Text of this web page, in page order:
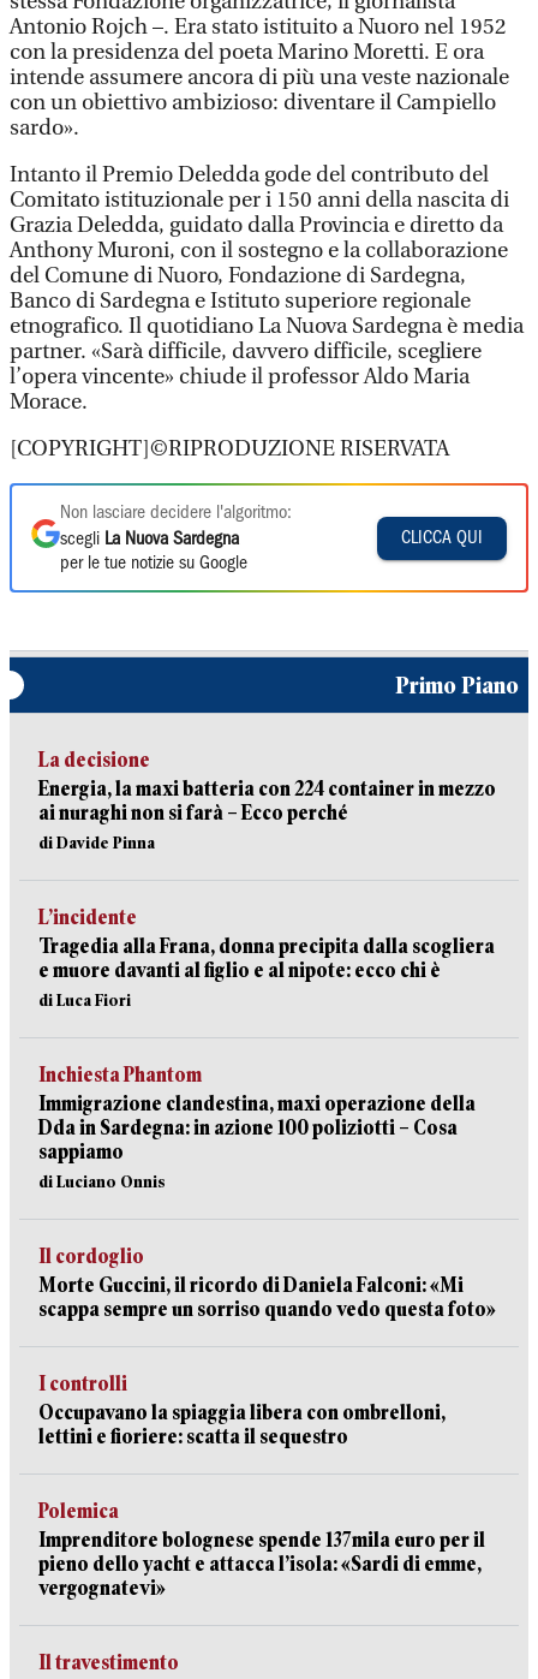
Antonio Rojch –. Era stato istituito a Nuoro nel 1952
con la presidenza del poeta Marino Moretti. E ora
intende assumere ancora di più una veste nazionale
con un obiettivo ambizioso: diventare il Campiello
sardo».
Intanto il Premio Deledda gode del contributo del
Comitato istituzionale per i 150 anni della nascita di
Grazia Deledda, guidato dalla Provincia e diretto da
Anthony Muroni, con il sostegno e la collaborazione
del Comune di Nuoro, Fondazione di Sardegna,
Banco di Sardegna e Istituto superiore regionale
etnografico. Il quotidiano La Nuova Sardegna è media
partner. «Sarà difficile, davvero difficile, scegliere
l’opera vincente» chiude il professor Aldo Maria
Morace.
[COPYRIGHT]©RIPRODUZIONE RISERVATA
Non lasciare decidere l'algoritmo:
scegli La Nuova Sardegna
per le tue notizie su Google
CLICCA QUI
Primo Piano
La decisione
Energia, la maxi batteria con 224 container in mezzo
ai nuraghi non si farà – Ecco perché
di Davide Pinna
L’incidente
Tragedia alla Frana, donna precipita dalla scogliera
e muore davanti al figlio e al nipote: ecco chi è
di Luca Fiori
Inchiesta Phantom
Immigrazione clandestina, maxi operazione della
Dda in Sardegna: in azione 100 poliziotti – Cosa
sappiamo
di Luciano Onnis
Il cordoglio
Morte Guccini, il ricordo di Daniela Falconi: «Mi
scappa sempre un sorriso quando vedo questa foto»
I controlli
Occupavano la spiaggia libera con ombrelloni,
lettini e fioriere: scatta il sequestro
Polemica
Imprenditore bolognese spende 137mila euro per il
pieno dello yacht e attacca l’isola: «Sardi di emme,
vergognatevi»
Il travestimento